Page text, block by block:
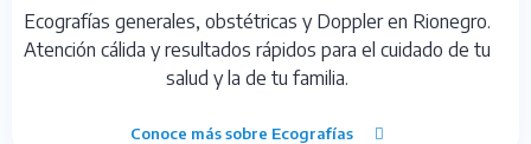
Ecografías generales, obstétricas y Doppler en Rionegro.
Atención cálida y resultados rápidos para el cuidado de tu
salud y la de tu familia.
Conoce más sobre Ecografías